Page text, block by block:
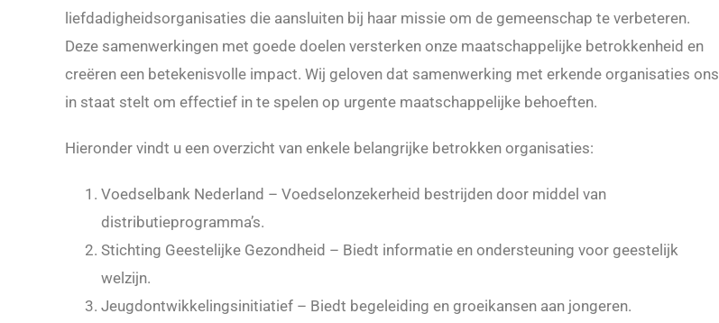
liefdadigheidsorganisaties die aansluiten bij haar missie om de gemeenschap te verbeteren.
Deze samenwerkingen met goede doelen versterken onze maatschappelijke betrokkenheid en
creëren een betekenisvolle impact. Wij geloven dat samenwerking met erkende organisaties ons
in staat stelt om effectief in te spelen op urgente maatschappelijke behoeften.
Hieronder vindt u een overzicht van enkele belangrijke betrokken organisaties:
Voedselbank Nederland – Voedselonzekerheid bestrijden door middel van
distributieprogramma’s.
Stichting Geestelijke Gezondheid – Biedt informatie en ondersteuning voor geestelijk
welzijn.
Jeugdontwikkelingsinitiatief – Biedt begeleiding en groeikansen aan jongeren.